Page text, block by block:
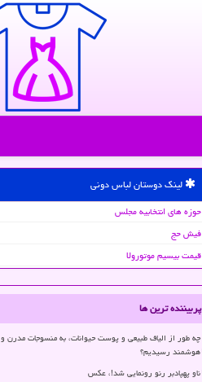
لینک دوستان لباس دونی
حوزه های انتخابیه مجلس
فیش حج
قیمت بیسیم موتورولا
پربیننده ترین ها
چه طور از الیاف طبیعی و پوست حیوانات، به منسوجات مدرن و
هوشمند رسیدیم؟
ناو پهپادبر رنو رونمایی شد!، عکس